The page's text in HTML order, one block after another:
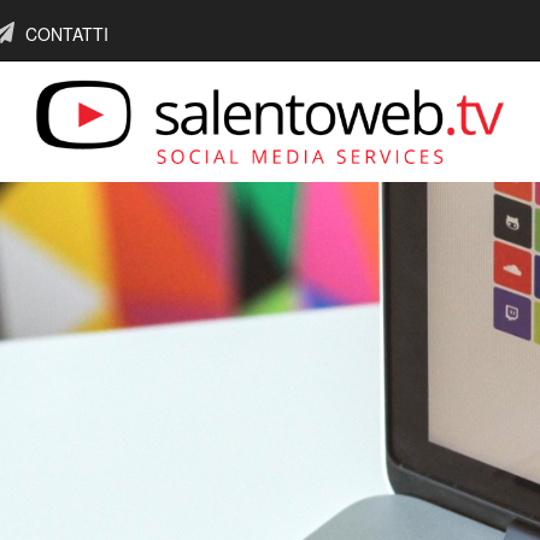
CONTATTI